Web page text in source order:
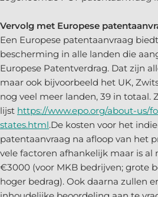
Vervolg met Europese
Een Europese patentaanvraag
bescherming in alle landen die
Europese Patentverdrag. Dat zijn
maar ook bijvoorbeeld het UK,
nog veel meer landen, 39 in totaal.
lijst https://www.epo.org/about-us/
states.html.De kosten voor het
patentaanvraag na afloop van het
vele factoren afhankelijk maar is al
€3000 (voor MKB bedrijven; grote
hoger bedrag). Ook daarna zullen